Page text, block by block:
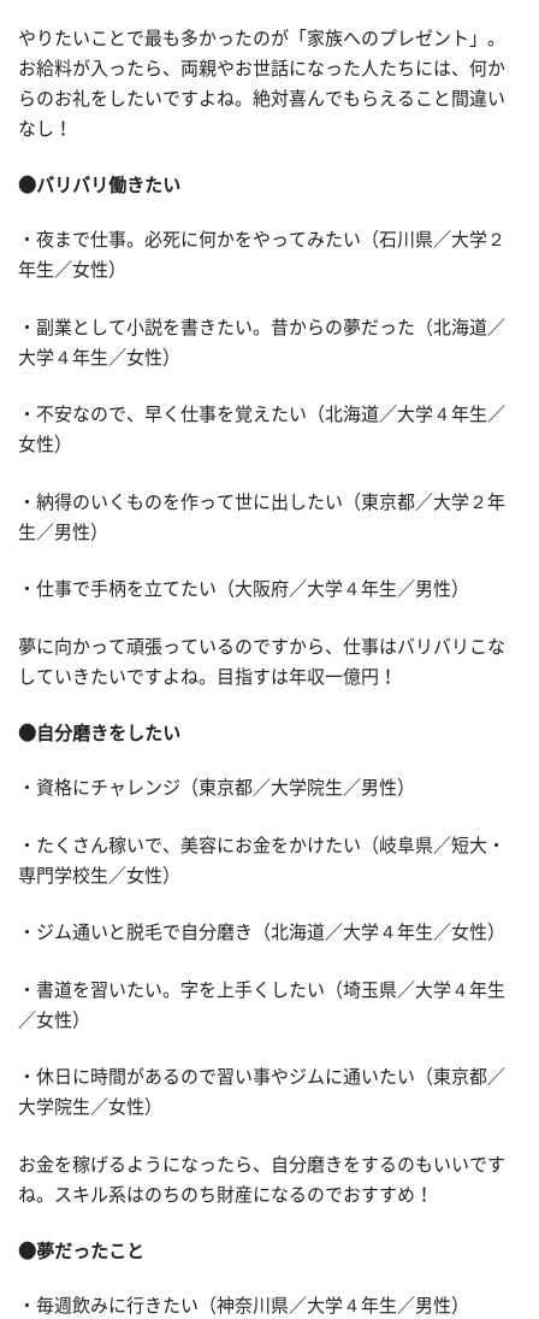
やりたいことで最も多かったのが「家族へのプレゼント」。
お給料が入ったら、両親やお世話になった人たちには、何か
らのお礼をしたいですよね。絶対喜んでもらえること間違い
なし！
●バリバリ働きたい
・夜まで仕事。必死に何かをやってみたい（石川県／大学２
年生／女性）
・副業として小説を書きたい。昔からの夢だった（北海道／
大学４年生／女性）
・不安なので、早く仕事を覚えたい（北海道／大学４年生／
女性）
・納得のいくものを作って世に出したい（東京都／大学２年
生／男性）
・仕事で手柄を立てたい（大阪府／大学４年生／男性）
夢に向かって頑張っているのですから、仕事はバリバリこな
していきたいですよね。目指すは年収一億円！
●自分磨きをしたい
・資格にチャレンジ（東京都／大学院生／男性）
・たくさん稼いで、美容にお金をかけたい（岐阜県／短大・
専門学校生／女性）
・ジム通いと脱毛で自分磨き（北海道／大学４年生／女性）
・書道を習いたい。字を上手くしたい（埼玉県／大学４年生
／女性）
・休日に時間があるので習い事やジムに通いたい（東京都／
大学院生／女性）
お金を稼げるようになったら、自分磨きをするのもいいです
ね。スキル系はのちのち財産になるのでおすすめ！
●夢だったこと
・毎週飲みに行きたい（神奈川県／大学４年生／男性）